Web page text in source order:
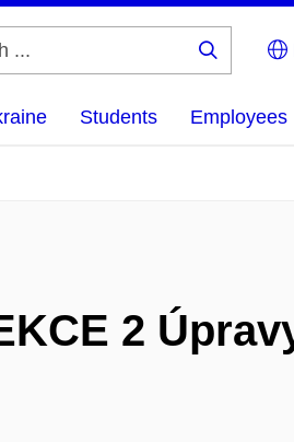
Students Employees
2